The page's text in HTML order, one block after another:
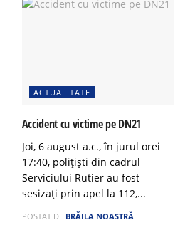
ACTUALITATE
Accident cu victime pe DN21
Joi, 6 august a.c., în jurul orei
17:40, polițiști din cadrul
Serviciului Rutier au fost
sesizați prin apel la 112,...
POSTAT DE BRĂILA NOASTRĂ